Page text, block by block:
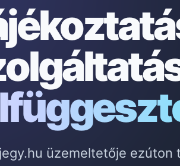
üzemeltetője